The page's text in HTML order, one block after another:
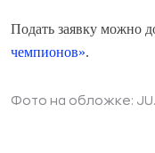
Подать заявку можно
чемпионов».
Фото на обложке: